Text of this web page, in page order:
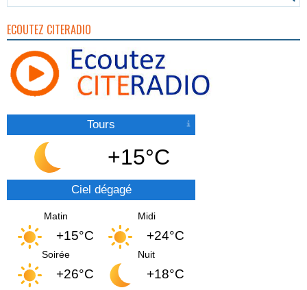
ECOUTEZ CITERADIO
Tours
+15°C
Ciel dégagé
Matin
+15°C
Midi
+24°C
Soirée
+26°C
Nuit
+18°C